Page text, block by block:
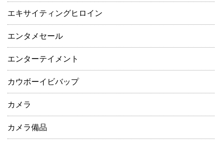
エキサイティングヒロイン
エンタメセール
エンターテイメント
カウボーイビバップ
カメラ
カメラ備品